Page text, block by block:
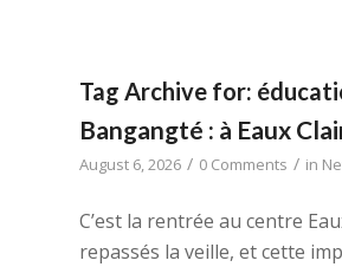
Tag Archive for:
Bangangté : à Eaux
August 6, 2026 / 0 Comments / in
C’est la rentrée au centre
repassés la veille, et cette